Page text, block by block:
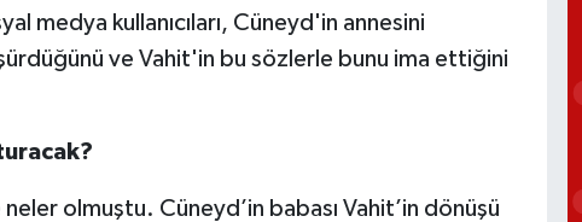
medya kullanıcıları, Cüneyd'in annesini
ve Vahit'in bu sözlerle bunu ima ettiğini
neler olmuştu. Cüneyd’in babası Vahit’in dönüşü